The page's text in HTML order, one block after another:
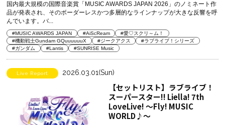
国内最大規模の国際音楽賞「MUSIC AWARDS JAPAN 2026」のノミネート作
品が発表され、そのボーダーレスかつ多層的なラインナップが大きな反響を呼
んでいます。バ...
#MUSIC AWARDS JAPAN #AiScReam
#愛♡スクリ～ム！
#機動戦士Gundam GQuuuuuuX
#ジークアクス
#ラブライブ！シリーズ
#ガンダム
#Lantis #SUNRISE Music
Live Report 2026.03.01(Sun)
【セットリスト】ラブライブ！
スーパースター!! Liella! 7th
LoveLive! ～Fly! MUSIC
WORLD♪～